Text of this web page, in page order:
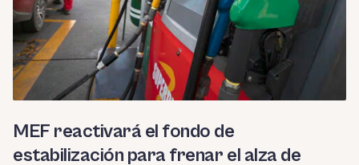
MEF reactivará el fondo de
estabilización para frenar el alza de